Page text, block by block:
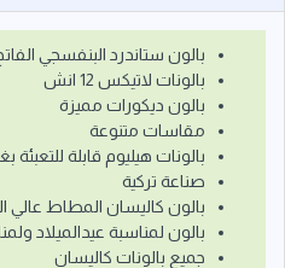
بالون ستاندرد البنفسجي الفاتح 24 إنش (2
بالونات لاتيكس 12 انش
بالون ديكورات مميزة
مقاسات متنوعة
بالونات هيليوم قابلة للتعبئة
صناعة تركية
بالون كاليسان المطاط عالي
بالون لمناسبة عيدالميلاد
جميع بالونات كاليسان